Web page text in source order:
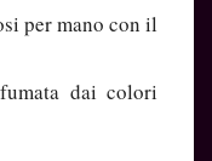
per mano con il
dai colori